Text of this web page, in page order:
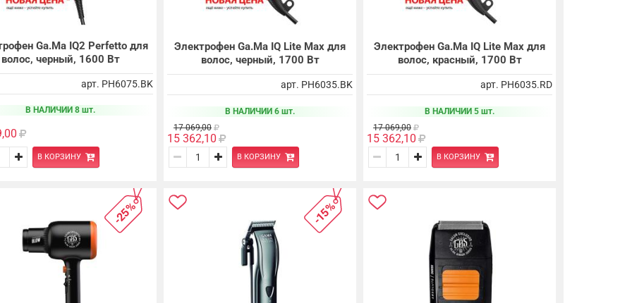
Ga.Ma IQ2 Perfetto для
волос, черный, 1600 Вт
арт. PH6075.BK
В НАЛИЧИИ 8 шт.
В КОРЗИНУ
Электрофен Ga.Ma IQ Lite Max для
волос, черный, 1700 Вт
арт. PH6035.BK
В НАЛИЧИИ 6 шт.
17 069,00
15 362,10
В КОРЗИНУ
Электрофен Ga.Ma IQ Lite Max для
волос, красный, 1700 Вт
арт. PH6035.RD
В НАЛИЧИИ 5 шт.
17 069,00
15 362,10
В КОРЗИНУ
-25% -15%